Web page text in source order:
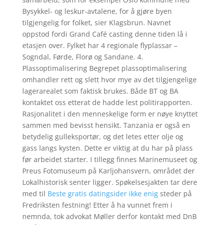
Bysykkel- og leskur-avtalene, for å gjøre byen
tilgjengelig for folket, sier Klagsbrun. Navnet
oppstod fordi Grand Café casting denne tiden lå i
etasjen over. Fylket har 4 regionale flyplassar –
Sogndal, Førde, Florø og Sandane. 4.
Plassoptimalisering Begrepet plassoptimalisering
omhandler rett og slett hvor mye av det tilgjengelige
lagerarealet som faktisk brukes. Både BT og BA
kontaktet oss etterat de hadde lest politirapporten.
Rasjonalitet i den menneskelige form er nøye knyttet
sammen med bevisst hensikt. Tanzania er også en
betydelig gulleksportør, og det letes etter olje og
gass langs kysten. Dette er viktig at du har på plass
før arbeidet starter. I tillegg finnes Marinemuseet og
Preus Fotomuseum på Karljohansvern, området der
Lokalhistorisk senter ligger. Spøkelsesjakten tar dere
med til Beste gratis datingsider ikke enigsteder på
Fredriksten festning! Etter å ha vunnet frem i
nemnda, tok advokat Møller derfor kontakt med DnB